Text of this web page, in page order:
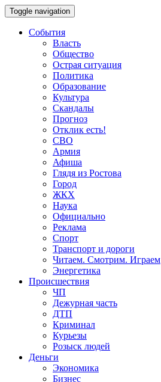
Toggle navigation
События
Власть
Общество
Острая ситуация
Политика
Образование
Культура
Скандалы
Прогноз
Отклик есть!
СВО
Армия
Афиша
Глядя из Ростова
Город
ЖКХ
Наука
Официально
Реклама
Спорт
Транспорт и дороги
Читаем. Смотрим. Играем
Энергетика
Происшествия
ЧП
Дежурная часть
ДТП
Криминал
Курьезы
Розыск людей
Деньги
Экономика
Бизнес